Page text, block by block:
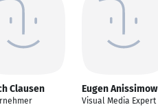
Clausen Eugen Anissimow
Visual Media Expert